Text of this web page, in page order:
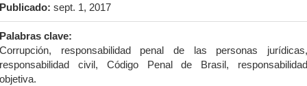
Publicado: sept. 1, 2017
Palabras clave:
Corrupción, responsabilidad penal de las personas jurídicas,
responsabilidad civil, Código Penal de Brasil, responsabilidad
objetiva.